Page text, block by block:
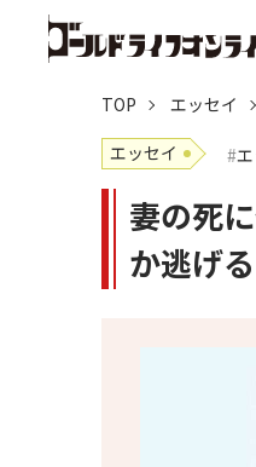
TOP エッセイ
エッセイ
妻の死
か逃げ